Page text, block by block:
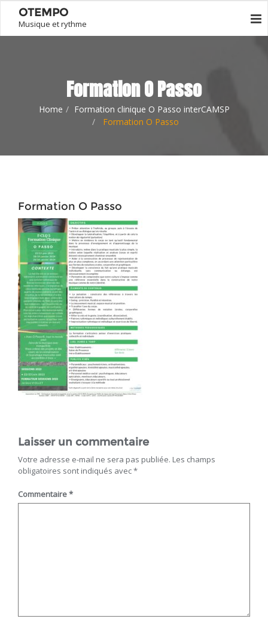
OTEMPO
Musique et rythme
Formation O Passo
Home
Formation clinique O Passo interCAMSP
Formation O Passo
Formation O Passo
Laisser un commentaire
Votre adresse e-mail ne sera pas publiée. Les champs
obligatoires sont indiqués avec*
Commentaire*